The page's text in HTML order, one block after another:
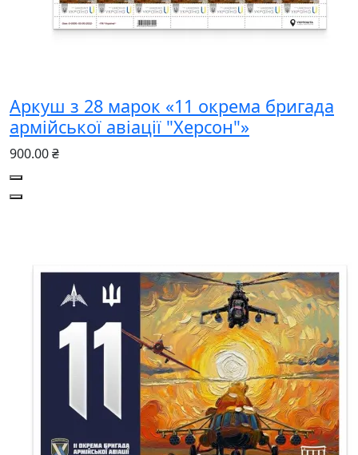
Аркуш з 28 марок «11 окрема бригада
армійської авіації "Херсон"»
900.00 ₴